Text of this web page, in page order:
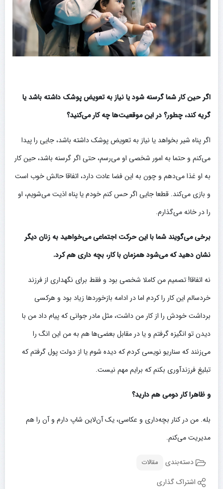
اگر حین کار شما گرسنه شود یا نیاز به تعویض پوشک داشته باشد یا
گریه کند، چطور؟ در این موقعیت‌ها چه کار می‌کنید؟
اگر پناه شیر بخواهد یا نیاز به تعویض پوشک داشته باشد، جایی را پیدا
می‌کنم و حتما به امور شخصی او می‌رسم، حتی اگر گرسنه باشد، حین کار
به او غذا می‌دهم و چون به این فضا عادت دارد، اتفاقا حالش خوب است
و بازی می‌کند. قطعا جایی اگر حس کنم خودم یا پناه اذیت می‌شویم، او
را در خانه می‌گذارم.
برخی می‌گویند شما با این حرکت اجتماعی می‌خواهید به زنان دیگر
نشان دهید که می‌شود همزمان با کار، بچه داری هم کرد.
نه اتفاقا! تصمیم من کاملا شخصی بود و فقط برای نگهداری از فرزند
خردسالم این کار را کردم اما در ادامه بازخوردها زیاد بود و هرکسی
برداشت خودش را از کار من داشت، مثل مادر جوانی که پیام داد من با
دیدن تو انگیزه گرفتم و یا در مقابل بعضی‌ها هم به من این انگ را
می‌زنند که سناریو نویسی کردم که دیده شوم یا از دولت پول گرفتم که
تبلیغ فرزندآوری بکنم که برایم مهم نیست.
و ظاهرا کار دومی هم دارید؟
بله. من در کنار بچه‌داری و عکاسی، یک آن‌لاین شاپ دارم و آن را هم
مدیریت می‌کنم.
دسته‌بندی مقالات
اشتراک گذاری